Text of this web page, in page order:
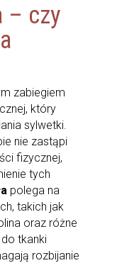
– czy
zabiegiem
który
sylwetki.
nie zastąpi
fizycznej,
tych
polega na
takich jak
oraz różne
tkanki
rozbijanie